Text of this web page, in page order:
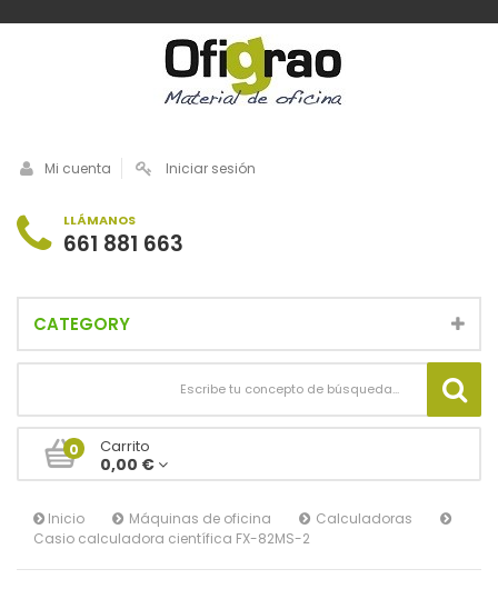
Mi cuenta Iniciar sesión
LLÁMANOS
661 881 663
CATEGORY
0 Carrito
0,00 €
Inicio Máquinas de oficina
Calculadoras
Casio calculadora científica FX-82MS-2